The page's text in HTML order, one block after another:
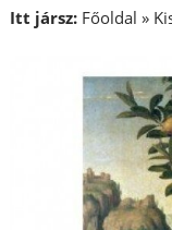
Itt jársz: Főoldal »